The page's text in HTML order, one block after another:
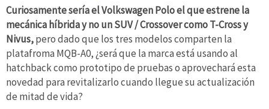
Curiosamente sería el Volkswagen Polo el que estrene la
mecánica híbrida y no un SUV / Crossover como T-Cross y
Nivus,pero dado que los tres modelos comparten la
platafroma MQB-A0, ¿será que la marca está usando al
hatchback como prototipo de pruebas o aprovechará esta
novedad para revitalizarlo cuando llegue su actualización
de mitad de vida?